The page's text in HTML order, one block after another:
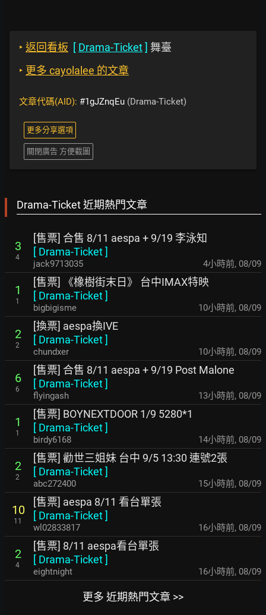
‣ 返回看板 [ Drama-Ticket] 舞臺
‣ 更多 cayolalee 的文章
文章代碼(AID): #1gJZnqEu (Drama-Ticket)
更多分享選項
關閉廣告 方便截圖
Drama-Ticket 近期熱門文章
3
4
[售票] 合售 8/11 aespa + 9/19 李泳知
[ Drama-Ticket]
jack9713035 4小時前, 08/09
1
1
[售票] 《橡樹街末日》 台中IMAX特映
[ Drama-Ticket]
bigbigisme 10小時前, 08/09
2
2
[換票] aespa換IVE
[ Drama-Ticket]
chundxer 10小時前, 08/09
6
6
[售票] 合售 8/11 aespa + 9/19 Post Malone
[ Drama-Ticket]
flyingash 13小時前, 08/09
1
1
[售票] BOYNEXTDOOR 1/9 5280*1
[ Drama-Ticket]
birdy6168 14小時前, 08/09
2
2
[售票] 勸世三姐妹 台中 9/5 13:30 連號2張
[ Drama-Ticket]
abc272400 15小時前, 08/09
10
11
[售票] aespa 8/11 看台單張
[ Drama-Ticket]
wl02833817 16小時前, 08/09
2
4
[售票] 8/11 aespa看台單張
[ Drama-Ticket]
eightnight 16小時前, 08/09
更多 近期熱門文章 >>